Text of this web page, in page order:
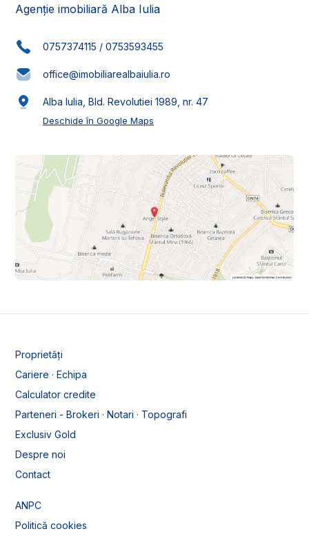
Agenție imobiliară Alba Iulia
0757374115 / 0753593455
office@imobiliarealbaiulia.ro
Alba Iulia, Bld. Revolutiei 1989, nr. 47
Deschide în Google Maps
Proprietăți
Cariere · Echipa
Calculator credite
Parteneri - Brokeri · Notari · Topografi
Exclusiv Gold
Despre noi
Contact
ANPC
Politică cookies